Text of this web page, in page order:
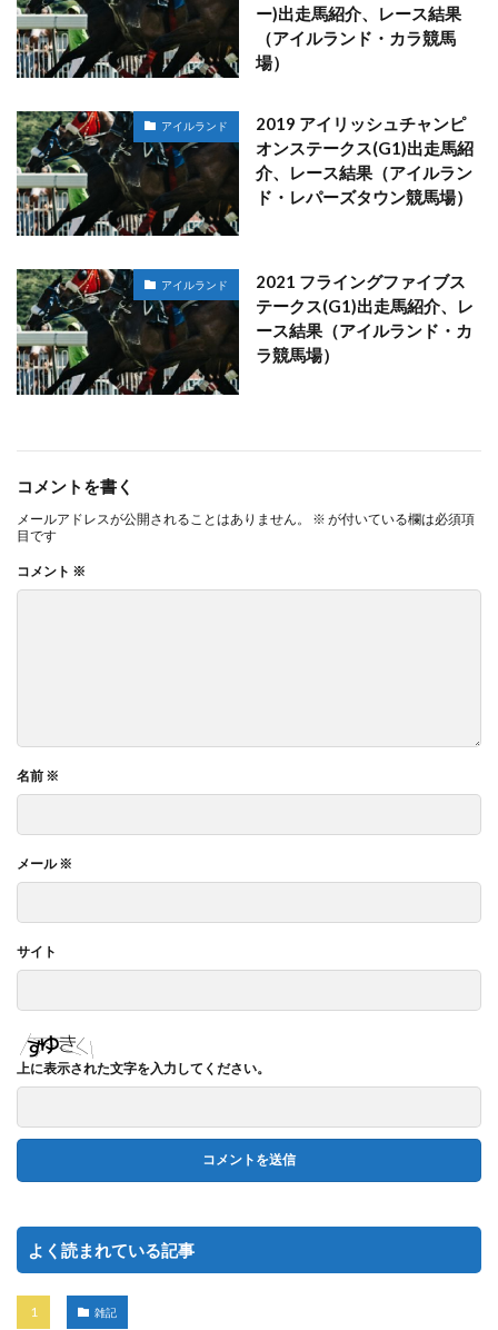
ー)出走馬紹介、レース結果
（アイルランド・カラ競馬
場）
アイルランド
2019 アイリッシュチャンピ
オンステークス(G1)出走馬紹
介、レース結果（アイルラン
ド・レパーズタウン競馬場）
アイルランド
2021 フライングファイブス
テークス(G1)出走馬紹介、レ
ース結果（アイルランド・カ
ラ競馬場）
コメントを書く
メールアドレスが公開されることはありません。 ※ が付いている欄は必須項
目です
コメント ※
名前 ※
メール※
サイト
上に表示された文字を入力してください。
よく読まれている記事
雑記